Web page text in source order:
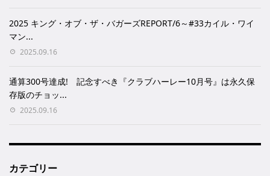
2025 キング・オブ・ザ・バガーズREPORT/6～#33カイル・ワイ
マン...
2025.09.16
通算300号達成! 記念すべき『クラブハーレー10月号』は永久保
存版のチョッ...
2025.09.16
カテゴリー